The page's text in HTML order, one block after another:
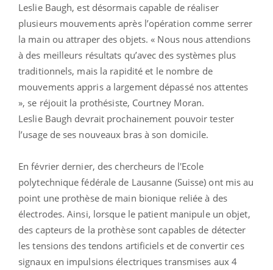
Leslie Baugh, est désormais capable de réaliser
plusieurs mouvements après l’opération comme serrer
la main ou attraper des objets. « Nous nous attendions
à des meilleurs résultats qu’avec des systèmes plus
traditionnels, mais la rapidité et le nombre de
mouvements appris a largement dépassé nos attentes
», se réjouit la prothésiste, Courtney Moran.
Leslie Baugh devrait prochainement pouvoir tester
l’usage de ses nouveaux bras à son domicile.
En février dernier, des chercheurs de l'Ecole
polytechnique fédérale de Lausanne (Suisse) ont mis au
point une prothèse de main bionique reliée à des
électrodes. Ainsi, lorsque le patient manipule un objet,
des capteurs de la prothèse sont capables de détecter
les tensions des tendons artificiels et de convertir ces
signaux en impulsions électriques transmises aux 4